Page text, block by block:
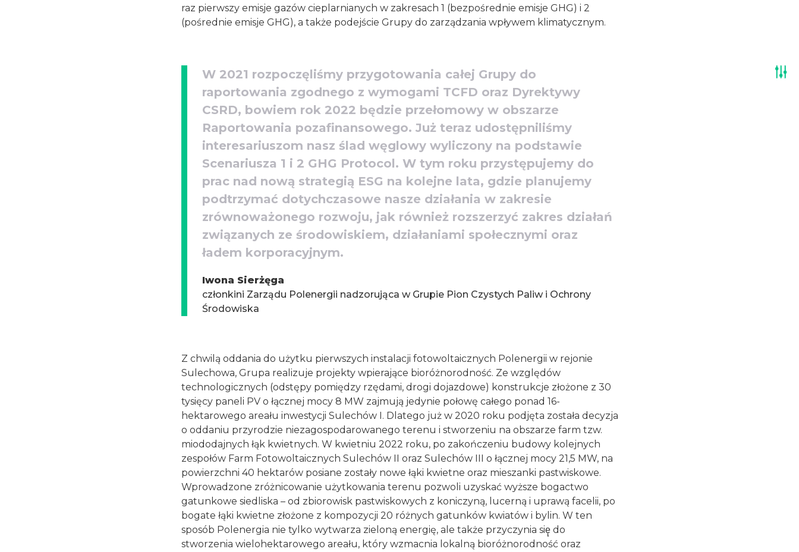
raz pierwszy emisje gazów cieplarnianych w zakresach 1 (bezpośrednie emisje GHG) i 2
(pośrednie emisje GHG), a także podejście Grupy do zarządzania wpływem klimatycznym.
W 2021 rozpoczęliśmy przygotowania całej Grupy do
raportowania zgodnego z wymogami TCFD oraz Dyrektywy
CSRD, bowiem rok 2022 będzie przełomowy w obszarze
Raportowania pozafinansowego. Już teraz udostępniliśmy
interesariuszom nasz ślad węglowy wyliczony na podstawie
Scenariusza 1 i 2 GHG Protocol. W tym roku przystępujemy do
prac nad nową strategią ESG na kolejne lata, gdzie planujemy
podtrzymać dotychczasowe nasze działania w zakresie
zrównoważonego rozwoju, jak również rozszerzyć zakres działań
związanych ze środowiskiem, działaniami społecznymi oraz
ładem korporacyjnym.
Iwona Sierżęga
członkini Zarządu Polenergii nadzorująca w Grupie Pion Czystych Paliw i Ochrony
Środowiska
Z chwilą oddania do użytku pierwszych instalacji fotowoltaicznych Polenergii w rejonie
Sulechowa, Grupa realizuje projekty wpierające bioróżnorodność. Ze względów
technologicznych (odstępy pomiędzy rzędami, drogi dojazdowe) konstrukcje złożone z 30
tysięcy paneli PV o łącznej mocy 8 MW zajmują jedynie połowę całego ponad 16-
hektarowego areału inwestycji Sulechów I. Dlatego już w 2020 roku podjęta została decyzja
o oddaniu przyrodzie niezagospodarowanego terenu i stworzeniu na obszarze farm tzw.
miododajnych łąk kwietnych. W kwietniu 2022 roku, po zakończeniu budowy kolejnych
zespołów Farm Fotowoltaicznych Sulechów II oraz Sulechów III o łącznej mocy 21,5 MW, na
powierzchni 40 hektarów posiane zostały nowe łąki kwietne oraz mieszanki pastwiskowe.
Wprowadzone zróżnicowanie użytkowania terenu pozwoli uzyskać wyższe bogactwo
gatunkowe siedliska – od zbiorowisk pastwiskowych z koniczyną, lucerną i uprawą facelii, po
bogate łąki kwietne złożone z kompozycji 20 różnych gatunków kwiatów i bylin. W ten
sposób Polenergia nie tylko wytwarza zieloną energię, ale także przyczynia się̨ do
stworzenia wielohektarowego areału, który wzmacnia lokalną bioróżnorodność oraz